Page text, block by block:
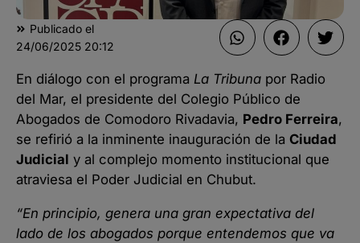
Publicado el
24/06/2025 20:12
En diálogo con el programa La Tribuna por Radio
del Mar, el presidente del Colegio Público de
Abogados de Comodoro Rivadavia, Pedro Ferreira,
se refirió a la inminente inauguración de la Ciudad
Judicial y al complejo momento institucional que
atraviesa el Poder Judicial en Chubut.
“En principio, genera una gran expectativa del
lado de los abogados porque entendemos que va